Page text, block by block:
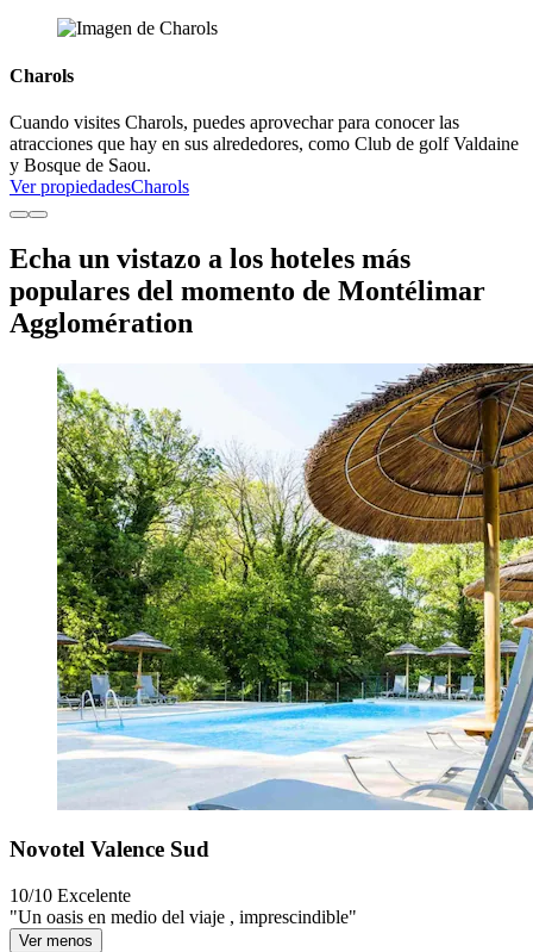
Charols
Cuando visites Charols, puedes aprovechar para conocer las
atracciones que hay en sus alrededores, como Club de golf Valdaine
y Bosque de Saou.
Ver propiedadesCharols
Echa un vistazo a los hoteles más
populares del momento de Montélimar
Agglomération
Novotel Valence Sud
10/10 Excelente
"Un oasis en medio del viaje , imprescindible"
Ver menos